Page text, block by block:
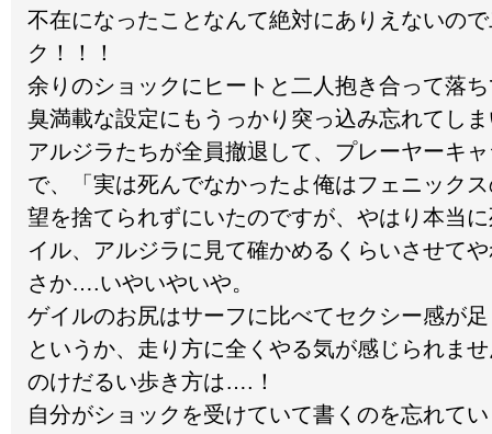
不在になったことなんて絶対にありえないの
ク！！！
余りのショックにヒートと二人抱き合って落
臭満載な設定にもうっかり突っ込み忘れてし
アルジラたちが全員撤退して、プレーヤーキ
で、「実は死んでなかったよ俺はフェニック
望を捨てられずにいたのですが、やはり本当
イル、アルジラに見て確かめるくらいさせて
さか….いやいやいや。
ゲイルのお尻はサーフに比べてセクシー感が
というか、走り方に全くやる気が感じられま
のけだるい歩き方は….！
自分がショックを受けていて書くのを忘れて